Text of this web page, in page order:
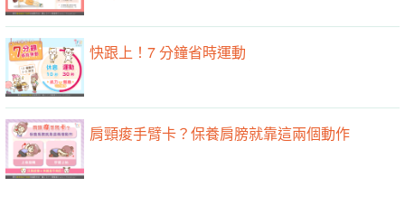
快跟上！7 分鐘省時運動
肩頸痠手臂卡？保養肩膀就靠這兩個動作